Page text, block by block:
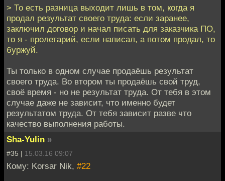
> То есть разница выходит лишь в том, когда я
продал результат своего труда: если заранее,
заключил договор и начал писать для заказчика ПО,
то я - пролетарий, если написал, а потом продал, то
буржуй.
Ты только в одном случае продаёшь результат
своего труда. Во втором ты продаёшь свой труд,
своё время - но не результат труда. От тебя в этом
случае даже не зависит, что именно будет
результатом труда. От тебя зависит разве что
качество выполнения работы.
Sha-Yulin »
#35 | 15.03.16 09:07
Кому: Korsar Nik, #22